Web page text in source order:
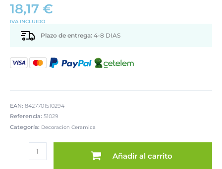
18,17 €
IVA INCLUIDO
Plazo de entrega: 4-8 DIAS
EAN: 8427701510294
Referencia: 51029
Categoría: Decoracion Ceramica
BLANCA/PLATEADA
Añadir al carrito